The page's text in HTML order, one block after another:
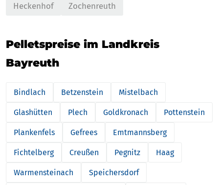
Heckenhof
Zochenreuth
Pelletspreise im Landkreis
Bayreuth
Bindlach Betzenstein Mistelbach
Glashütten Plech Goldkronach Pottenstein
Plankenfels Gefrees Emtmannsberg
Fichtelberg Creußen Pegnitz Haag
Warmensteinach Speichersdorf